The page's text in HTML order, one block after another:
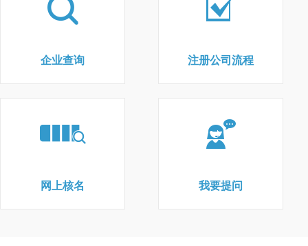
企业查询 注册公司流程
网上核名 我要提问